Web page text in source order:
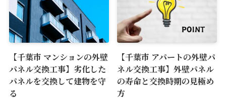
【千葉市 マンションの外壁
パネル交換工事】劣化した
パネルを交換して建物を守
る
【千葉市 アパートの外壁パ
ネル交換工事】外壁パネル
の寿命と交換時期の見極め
方